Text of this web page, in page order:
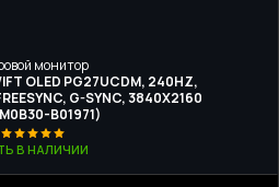
монитор
OLED PG27UCDM, 240HZ,
G-SYNC, 3840X2160
B01971)
В НАЛИЧИИ